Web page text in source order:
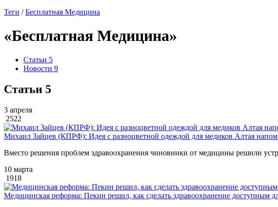
Теги /Бесплатная Медицина
«Бесплатная Медицина»
Статьи 5
Новости 9
Статьи 5
3 апреля
2522
Михаил Зайцев (КПРФ): Идея с разноцветной одеждой для медиков Алтая
Вместо решения проблем здравоохранения чиновники от медицины решили
10 марта
1918
Медицинская реформа: Пекин решил, как сделать здравоохранение доступным